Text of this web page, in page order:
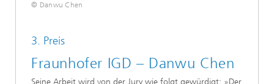
© Danwu Chen
3. Preis
Fraunhofer IGD – Danwu Chen
Seine Arbeit wird von der Jury wie folgt gewürdigt: »Der